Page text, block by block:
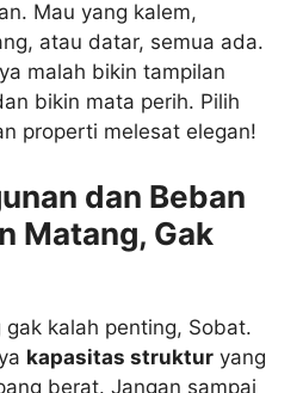
Mau yang kalem,
atau datar, semua ada.
malah bikin tampilan
bikin mata perih. Pilih
properti melesat elegan!
dan Beban
Matang, Gak
kalah penting, Sobat.
kapasitas struktur yang
berat. Jangan sampai